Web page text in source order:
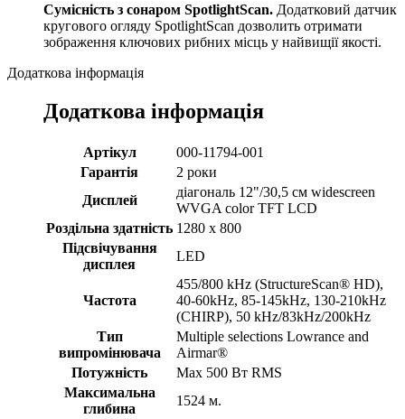
Сумісність з сонаром SpotlightScan. Додатковий датчик
кругового огляду SpotlightScan дозволить отримати
зображення ключових рибних місць у найвищії якості.
Додаткова інформація
Додаткова інформація
Артікул
000-11794-001
Гарантія
2 роки
Дисплей
діагональ 12"/30,5 см widescreen
WVGA color TFT LCD
Роздільна здатність 1280 x 800
Підсвічування
дисплея
LED
Частота
455/800 kHz (StructureScan® HD),
40-60kHz, 85-145kHz, 130-210kHz
(CHIRP), 50 kHz/83kHz/200kHz
Тип
випромінювача
Multiple selections Lowrance and
Airmar®
Потужність
Max 500 Вт RMS
Максимальна
глибина
1524 м.